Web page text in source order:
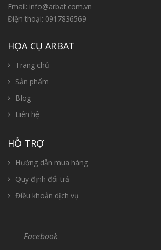
Email: info@arbat.com.vn
Điện thoại: 0917836569
HỌA CỤ ARBAT
Trang chủ
Sản phẩm
Blog
Liên hệ
HỖ TRỢ
Hướng dẫn mua hàng
Quy định đổi trả
Điều khoản dịch vụ
Facebook